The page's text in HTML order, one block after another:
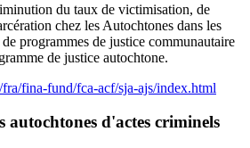
du taux de victimisation, de
chez les Autochtones dans les
programmes de justice communautaire
de justice autochtone.
fina-fund/fca-acf/sja-ajs/index.html
autochtones d'actes criminels